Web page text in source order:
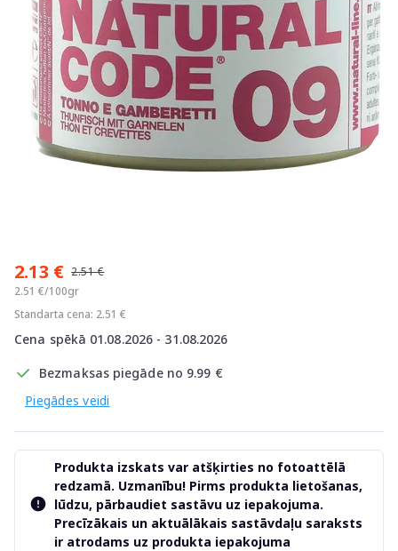
2.13 € 2.51 €
2.51 €/100gr
Standarta cena: 2.51 €
Cena spēkā 01.08.2026 - 31.08.2026
Bezmaksas piegāde no 9.99 €
Piegādes veidi
Produkta izskats var atšķirties no fotoattēlā
redzamā. Uzmanību! Pirms produkta lietošanas,
lūdzu, pārbaudiet sastāvu uz iepakojuma.
Precīzākais un aktuālākais sastāvdaļu saraksts
ir atrodams uz produkta iepakojuma